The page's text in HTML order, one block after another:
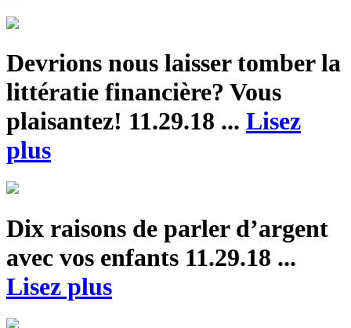
Devrions nous laisser tomber la
littératie financière? Vous
plaisantez! 11.29.18 ... Lisez
plus
Dix raisons de parler d’argent
avec vos enfants 11.29.18 ...
Lisez plus